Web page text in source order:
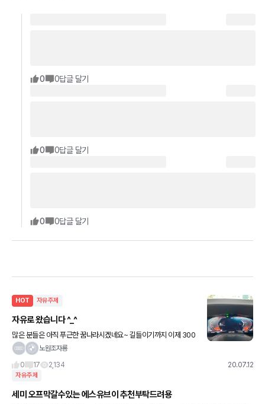
0 0답글 달기
0 0답글 달기
0 0답글 달기
HOT 자유주제
자유로 왔습니다 ^_^
많은 분들은 아직 푸근한 꿈나라시겠네요~ 길들이기까지 이제 300
km남은 듯. 근데, 밟다보면 어느새 계기판 숫자가 ㅎㄷㄷ 다들 즐거노원조자룡
0
17 2,134 20.07.12
자유주제
세미 오프막갈수있는 에스유브이 추천부탁드려용